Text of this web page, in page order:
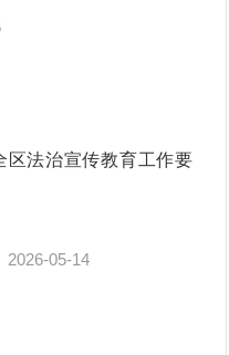
区法治宣传教育工作要
2026-05-14